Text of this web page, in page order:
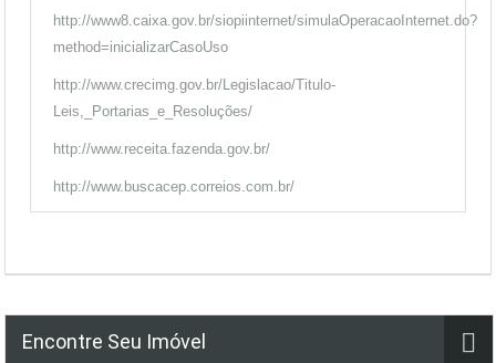
http://www8.caixa.gov.br/siopiinternet/simulaOperacaoInternet.do?
method=inicializarCasoUso
http://www.crecimg.gov.br/Legislacao/Titulo-
Leis,_Portarias_e_Resoluções/
http://www.receita.fazenda.gov.br/
http://www.buscacep.correios.com.br/
Encontre Seu Imóvel